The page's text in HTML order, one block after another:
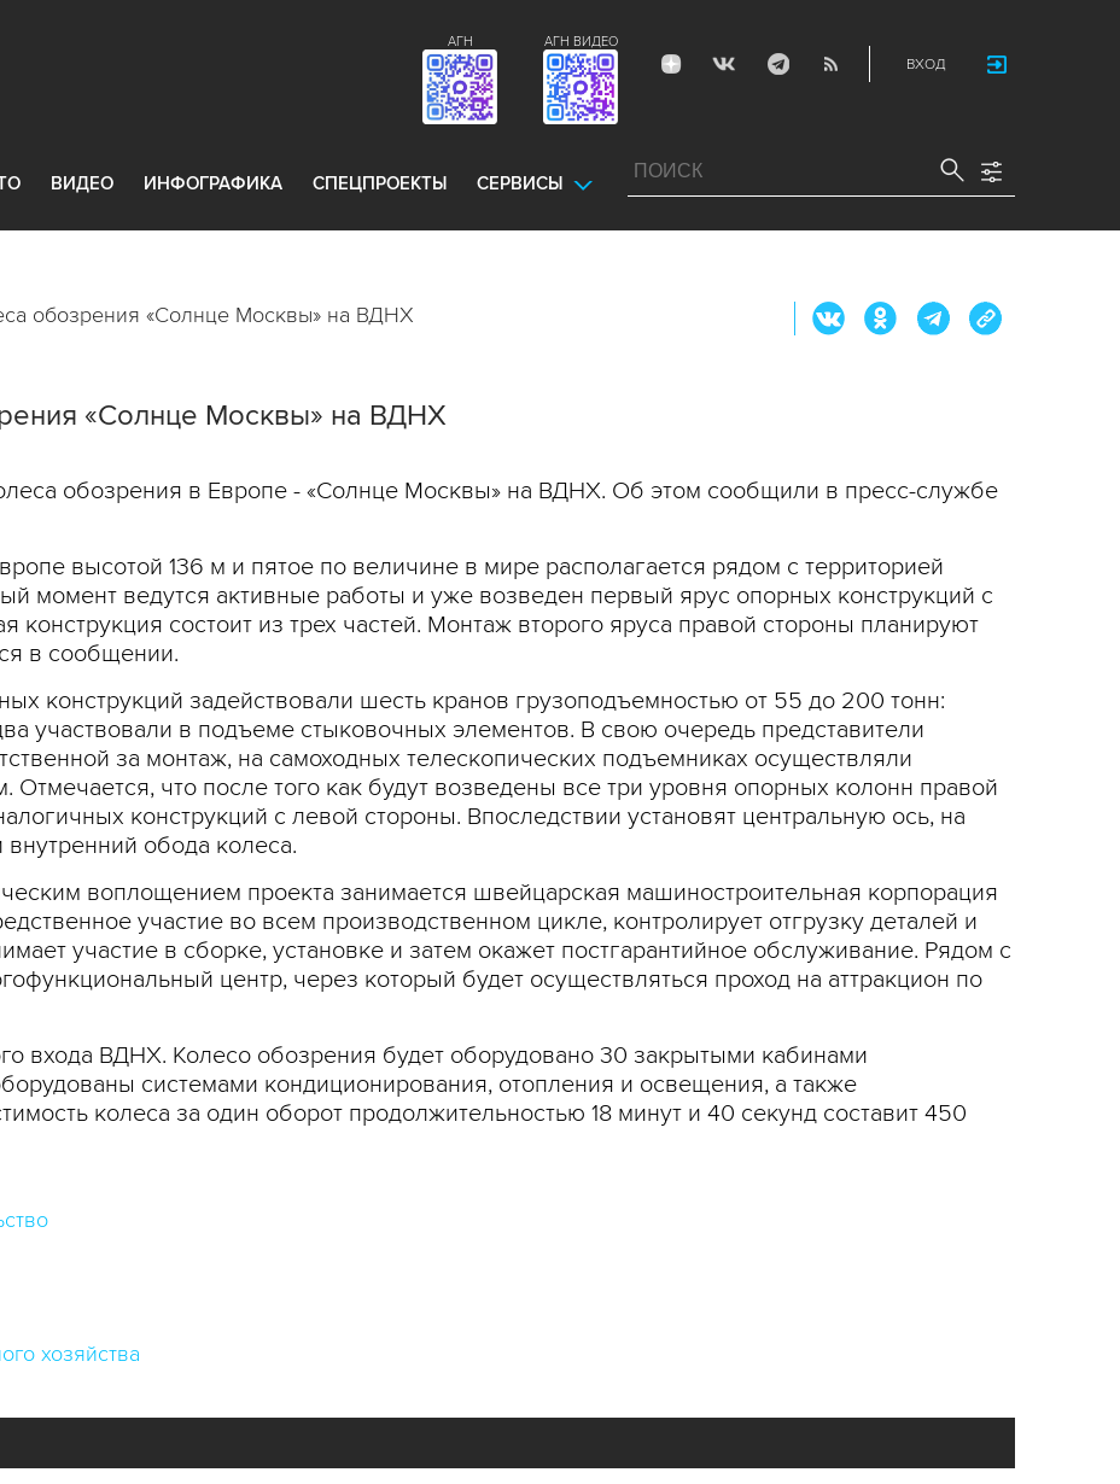
ВХОД
АГН ВИДЕО
АГН
ВИДЕО ИНФОГРАФИКА СПЕЦПРОЕКТЫ СЕРВИСЫ
обозрения «Солнце Москвы» на ВДНХ
«Солнце Москвы» на ВДНХ
обозрения в Европе - «Солнце Москвы» на ВДНХ. Об этом сообщили в пресс-службе
высотой 136 м и пятое по величине в мире располагается рядом с территорией
момент ведутся активные работы и уже возведен первый ярус опорных конструкций с
конструкция состоит из трех частей. Монтаж второго яруса правой стороны планируют
в сообщении.
конструкций задействовали шесть кранов грузоподъемностью от 55 до 200 тонн:
участвовали в подъеме стыковочных элементов. В свою очередь представители
за монтаж, на самоходных телескопических подъемниках осуществляли
что после того как будут возведены все три уровня опорных колонн правой
конструкций с левой стороны. Впоследствии установят центральную ось, на
обода колеса.
воплощением проекта занимается швейцарская машиностроительная корпорация
участие во всем производственном цикле, контролирует отгрузку деталей и
участие в сборке, установке и затем окажет постгарантийное обслуживание. Рядом с
центр, через который будет осуществляться проход на аттракцион по
входа ВДНХ. Колесо обозрения будет оборудовано 30 закрытыми кабинами
системами кондиционирования, отопления и освещения, а также
колеса за один оборот продолжительностью 18 минут и 40 секунд составит 450
хозяйства